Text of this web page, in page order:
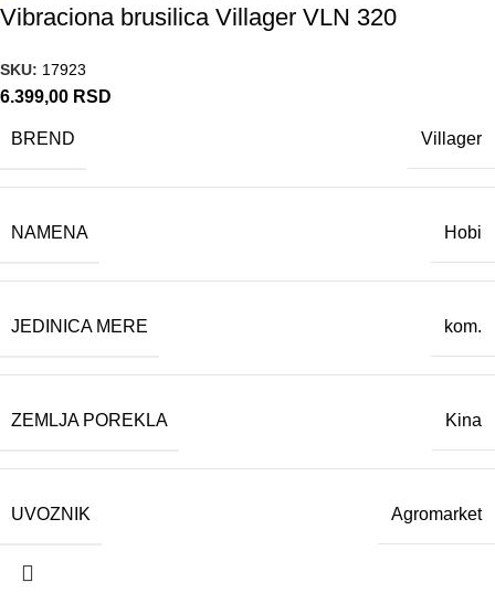
Vibraciona brusilica Villager VLN 320
SKU: 17923
6.399,00 RSD
BREND Villager
NAMENA Hobi
JEDINICA MERE kom.
ZEMLJA POREKLA Kina
UVOZNIK Agromarket